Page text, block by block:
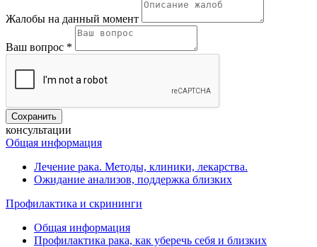
Жалобы на данный момент
Ваш вопрос *
консультации
Общая информация
Лечение рака. Методы, клиники, лекарства.
Ожидание анализов, поддержка близких
Профилактика и скрининги
Общая информация
Профилактика рака, как уберечь себя и близких